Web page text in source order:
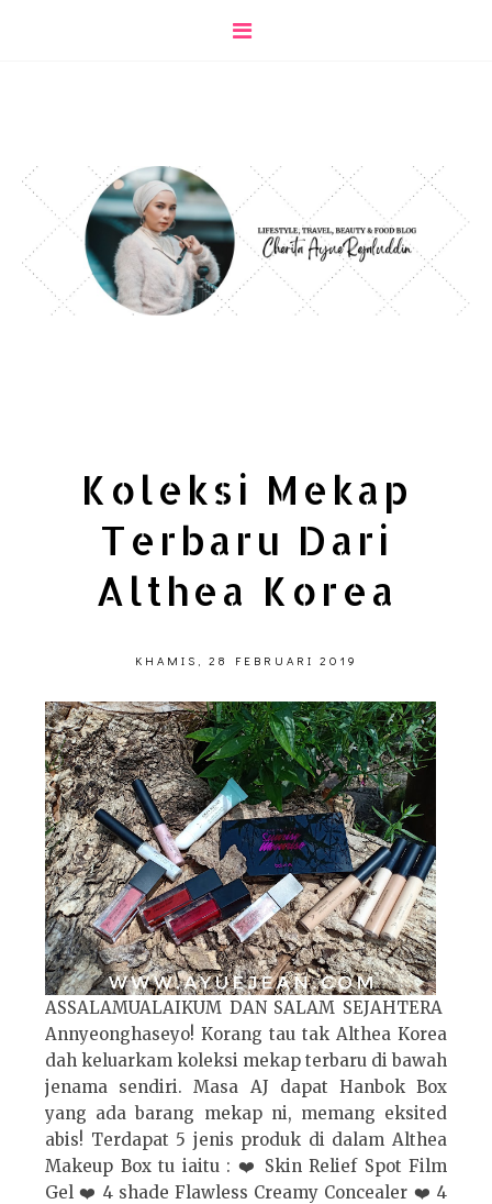
Koleksi Mekap
Terbaru Dari
Althea Korea
KHAMIS, 28 FEBRUARI 2019
ASSALAMUALAIKUM DAN SALAM SEJAHTERA
Annyeonghaseyo! Korang tau tak Althea Korea
dah keluarkam koleksi mekap terbaru di bawah
jenama sendiri. Masa AJ dapat Hanbok Box
yang ada barang mekap ni, memang eksited
abis! Terdapat 5 jenis produk di dalam Althea
Makeup Box tu iaitu : ❤️ Skin Relief Spot Film
Gel ❤️ 4 shade Flawless Creamy Concealer ❤️ 4